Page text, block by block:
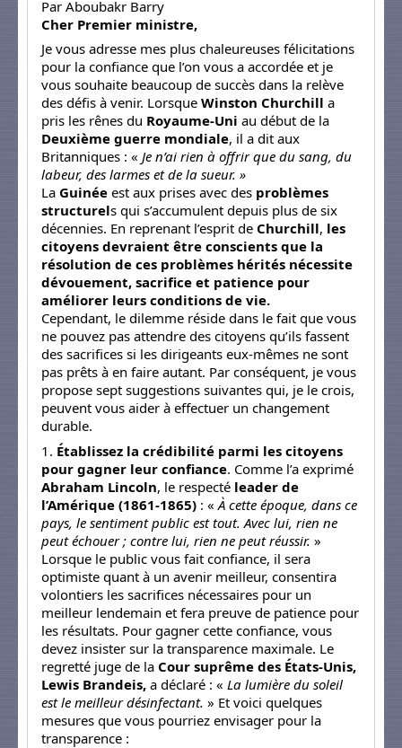
Par Aboubakr Barry
Cher Premier ministre,
Je vous adresse mes plus chaleureuses félicitations
pour la confiance que l’on vous a accordée et je
vous souhaite beaucoup de succès dans la relève
des défis à venir. Lorsque Winston Churchill a
pris les rênes du Royaume-Uni au début de la
Deuxième guerre mondiale, il a dit aux
Britanniques : « Je n’ai rien à offrir que du sang, du
labeur, des larmes et de la sueur. »
La Guinée est aux prises avec des problèmes
structurels qui s’accumulent depuis plus de six
décennies. En reprenant l’esprit de Churchill, les
citoyens devraient être conscients que la
résolution de ces problèmes hérités nécessite
dévouement, sacrifice et patience pour
améliorer leurs conditions de vie.
Cependant, le dilemme réside dans le fait que vous
ne pouvez pas attendre des citoyens qu’ils fassent
des sacrifices si les dirigeants eux-mêmes ne sont
pas prêts à en faire autant. Par conséquent, je vous
propose sept suggestions suivantes qui, je le crois,
peuvent vous aider à effectuer un changement
durable.
1. Établissez la crédibilité parmi les citoyens
pour gagner leur confiance. Comme l’a exprimé
Abraham Lincoln, le respecté leader de
l’Amérique (1861-1865) : « À cette époque, dans ce
pays, le sentiment public est tout. Avec lui, rien ne
peut échouer ; contre lui, rien ne peut réussir. »
Lorsque le public vous fait confiance, il sera
optimiste quant à un avenir meilleur, consentira
volontiers les sacrifices nécessaires pour un
meilleur lendemain et fera preuve de patience pour
les résultats. Pour gagner cette confiance, vous
devez insister sur la transparence maximale. Le
regretté juge de la Cour suprême des États-Unis,
Lewis Brandeis, a déclaré : « La lumière du soleil
est le meilleur désinfectant. » Et voici quelques
mesures que vous pourriez envisager pour la
transparence :